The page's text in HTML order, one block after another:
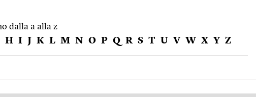
dalla a alla z
H I J K L M N O P Q R S T U V W X Y Z